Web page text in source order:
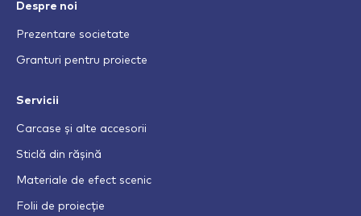
Despre noi
Prezentare societate
Granturi pentru proiecte
Servicii
Carcase și alte accesorii
Sticlă din rășină
Materiale de efect scenic
Folii de proiecție